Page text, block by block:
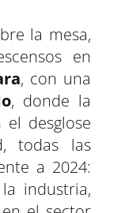
la mesa,
en
, con una
, donde la
el desglose
todas las
a 2024:
industria,